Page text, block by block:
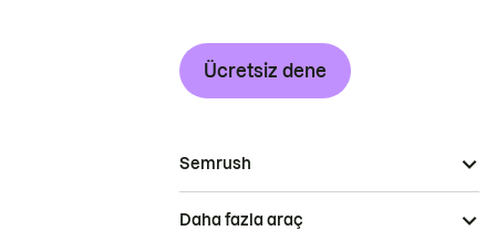
Ücretsiz dene
Semrush
Daha fazla araç